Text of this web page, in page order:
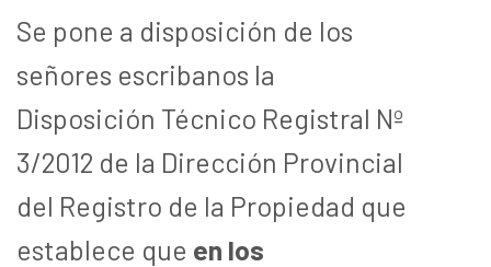
Se pone a disposición de los
señores escribanos la
Disposición Técnico Registral Nº
3/2012 de la Dirección Provincial
del Registro de la Propiedad que
establece que en los